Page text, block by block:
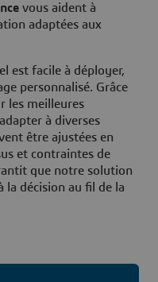
vous aident à
adaptées aux
est facile à déployer,
personnalisé. Grâce
les meilleures
à diverses
être ajustées en
et contraintes de
que notre solution
la décision au fil de la